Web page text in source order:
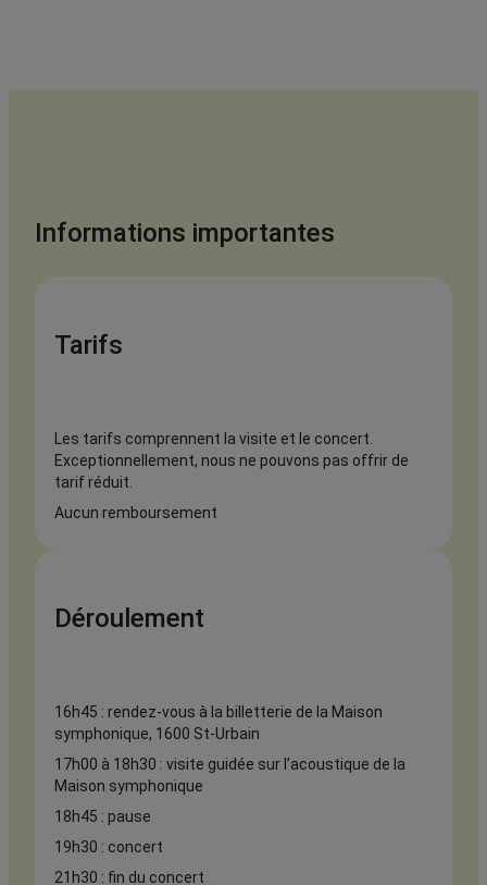
Informations importantes
Tarifs
Les tarifs comprennent la visite et le concert.
Exceptionnellement, nous ne pouvons pas offrir de
tarif réduit.
Aucun remboursement
Déroulement
16h45 : rendez-vous à la billetterie de la Maison
symphonique, 1600 St-Urbain
17h00 à 18h30 : visite guidée sur l’acoustique de la
Maison symphonique
18h45 : pause
19h30 : concert
21h30 : fin du concert